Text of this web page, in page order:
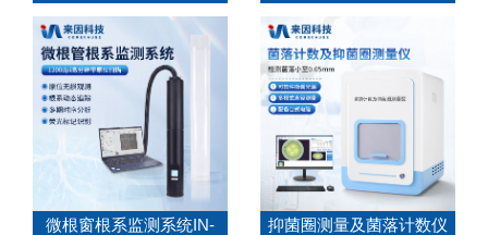
微根窗根系监测系统IN-
抑菌圈测量及菌落计数仪